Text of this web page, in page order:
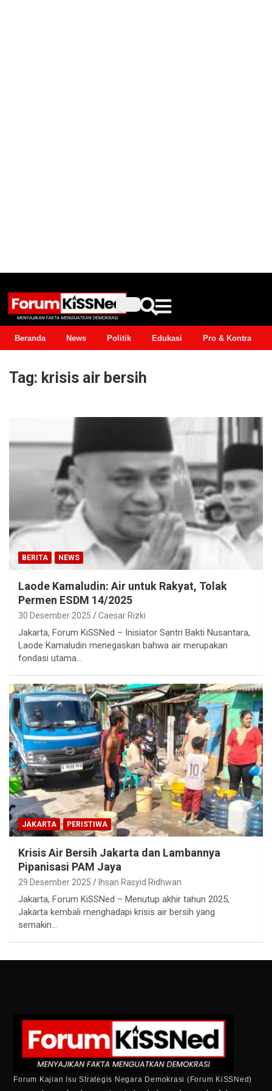
Beranda News Politik Edukasi Pro & Kontra
Tag: krisis air bersih
BERITA NEWS
Laode Kamaludin: Air untuk Rakyat, Tolak
Permen ESDM 14/2025
30 Desember 2025 Caesar Rizki
Jakarta, Forum KiSSNed – Inisiator Santri Bakti Nusantara,
Laode Kamaludin menegaskan bahwa air merupakan
fondasi utama…
JAKARTA PERISTIWA
Krisis Air Bersih Jakarta dan Lambannya
Pipanisasi PAM Jaya
29 Desember 2025 Ihsan Rasyid Ridhwan
Jakarta, Forum KiSSNed – Menutup akhir tahun 2025,
Jakarta kembali menghadapi krisis air bersih yang
semakin…
Forum Kajian Isu Strategis Negara Demokrasi (Forum KiSSNed)